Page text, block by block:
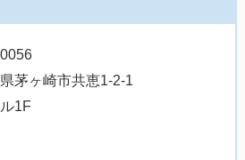
茅ヶ崎市共恵1-2-1
1F